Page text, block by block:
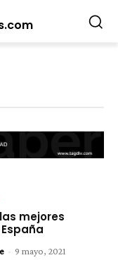
mejores
- 9 mayo, 2021